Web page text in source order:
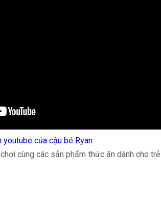
youtube của cậu bé Ryan
cùng các sản phẩm thức ăn dành cho